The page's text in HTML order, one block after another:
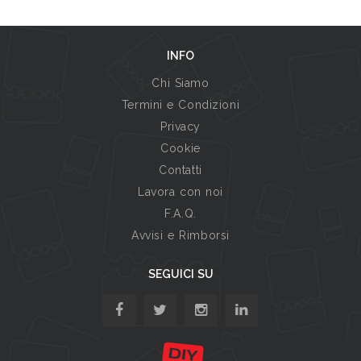
INFO
Chi Siamo
Termini e Condizioni
Privacy
Cookie
Contatti
Lavora con noi
F.A.Q.
Avvisi e Rimborsi
SEGUICI SU